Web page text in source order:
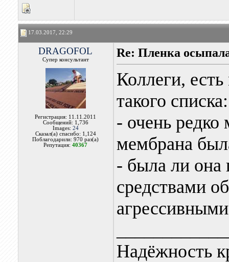
17.03.2017, 22:29
DRAGOFOL
Супер консультант
Регистрация: 11.11.2011
Сообщений: 1,736
Images: 24
Сказал(а) спасибо: 1,124
Поблагодарили: 970 раз(а)
Репутация:40367
Re: Пленка
Коллеги,
такого списка:
- очень редко
мембрана
- была ли она
средствами
Надёжность